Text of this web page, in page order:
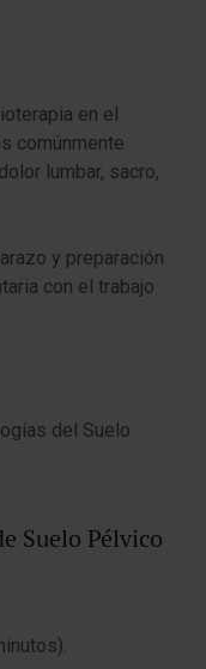
en el
comúnmente
lumbar, sacro,
y preparación
con el trabajo
del Suelo
Suelo Pélvico